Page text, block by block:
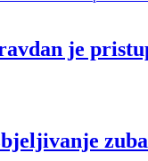
je
zuba